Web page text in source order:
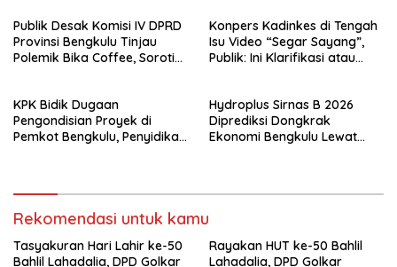
Publik Desak Komisi IV DPRD
Provinsi Bengkulu Tinjau
Polemik Bika Coffee, Soroti
Konpers Kadinkes di Tengah
Isu Video “Segar Sayang”,
Publik: Ini Klarifikasi atau
KPK Bidik Dugaan
Pengondisian Proyek di
Pemkot Bengkulu, Penyidikan
Hydroplus Sirnas B 2026
Diprediksi Dongkrak
Ekonomi Bengkulu Lewat
Rekomendasi untuk kamu
Tasyakuran Hari Lahir ke-50
Bahlil Lahadalia, DPD Golkar
Rayakan HUT ke-50 Bahlil
Lahadalia, DPD Golkar